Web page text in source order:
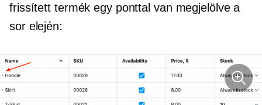
frissített termék egy ponttal van megjelölve a
sor elején: